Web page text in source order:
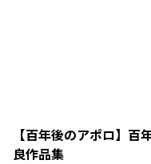
【百年後のアポロ】 百
良作品集